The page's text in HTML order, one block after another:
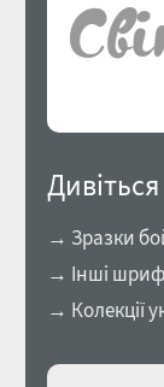
→ Зразки
→ Інші
→ Колекції